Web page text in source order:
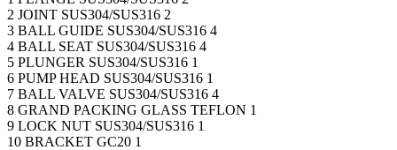
2 JOINT SUS304/SUS316 2
3 BALL GUIDE SUS304/SUS316 4
4 BALL SEAT SUS304/SUS316 4
5 PLUNGER SUS304/SUS316 1
6 PUMP HEAD SUS304/SUS316 1
7 BALL VALVE SUS304/SUS316 4
8 GRAND PACKING GLASS TEFLON 1
9 LOCK NUT SUS304/SUS316 1
10 BRACKET GC20 1